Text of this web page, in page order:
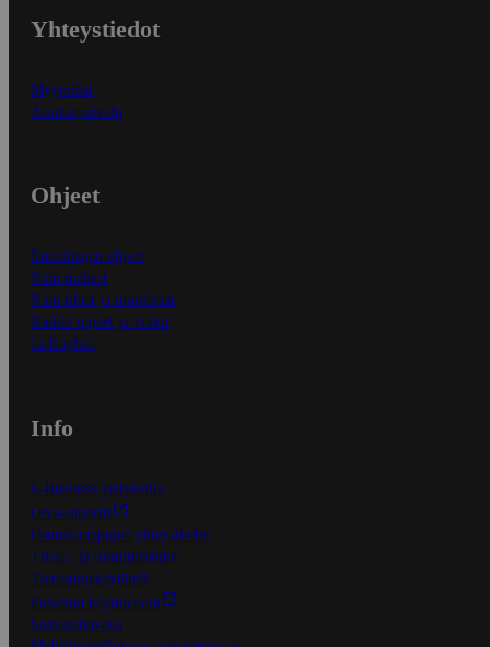
Yhteystiedot
Myymälät
Asiakaspalvelu
Ohjeet
Ensitilaajan ohjeet
Näin maksat
Näin tilaat ja muokkaat
Kaikki ohjeet ja vinkit
In English
Info
S-Business yrityksille
Oiva-raportit
Osuuskauppojen yhteystiedot
Tilaus- ja toimitusehdot
Tietosuojakäytäntö
Palvelun käyttöehdot
Saavutettavuus